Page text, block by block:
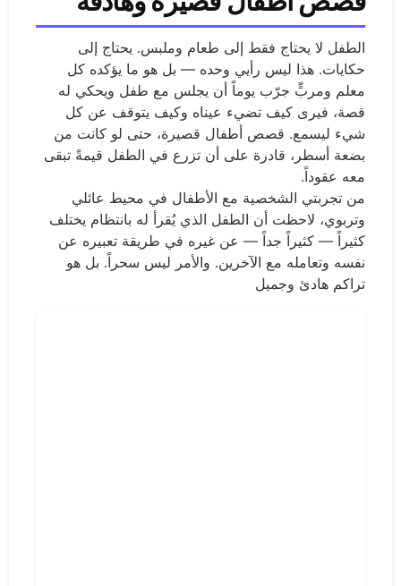
الطفل لا يحتاج فقط إلى طعام وملبس. يحتاج إلى
حكايات. هذا ليس رأيي وحده — بل هو ما يؤكده كل
معلم ومربٍّ جرّب يوماً أن يجلس مع طفل ويحكي له
قصة، فيرى كيف تضيء عيناه وكيف يتوقف عن كل
شيء ليسمع. قصص أطفال قصيرة، حتى لو كانت من
بضعة أسطر، قادرة على أن تزرع في الطفل قيمةً تبقى
معه عقوداً.
من تجربتي الشخصية مع الأطفال في محيط عائلي
وتربوي، لاحظت أن الطفل الذي يُقرأ له بانتظام يختلف
كثيراً — كثيراً جداً — عن غيره في طريقة تعبيره عن
نفسه وتعامله مع الآخرين. والأمر ليس سحراً. بل هو
تراكم هادئ وجميل